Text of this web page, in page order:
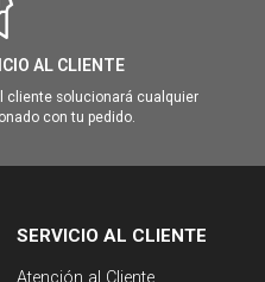
AL CLIENTE
cliente solucionará cualquier
con tu pedido.
SERVICIO AL CLIENTE
Atención al Cliente